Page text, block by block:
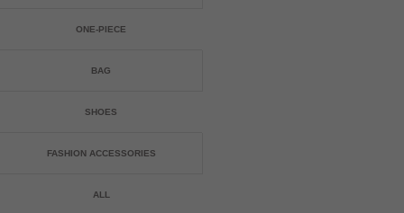
ONE-PIECE
BAG
SHOES
FASHION ACCESSORIES
ALL